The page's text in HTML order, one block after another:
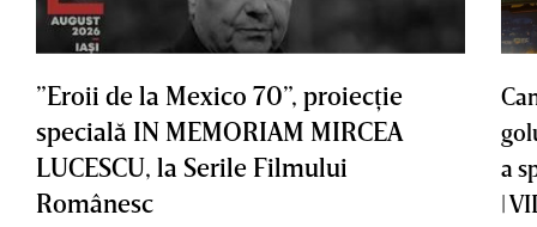
”Eroii de la Mexico 70”, proiecţie
specială IN MEMORIAM MIRCEA
LUCESCU, la Serile Filmului
Românesc
a
|